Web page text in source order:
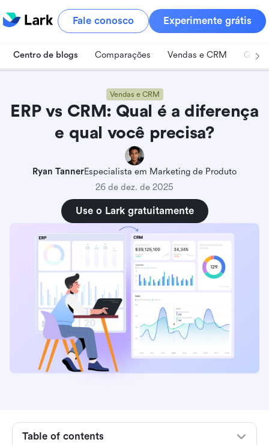
Fale conosco Experimente grátis
Centro de blogs Comparações Vendas e CRM
Vendas e CRM
ERP vs CRM: Qual é a diferença
e qual você precisa?
Ryan TannerEspecialista em Marketing de Produto
26 de dez. de 2025
Use o Lark gratuitamente
Table of contents
O que é CRM?